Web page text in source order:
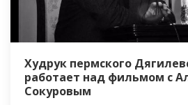
Худрук пермского
работает над фильмом с
Сокуровым